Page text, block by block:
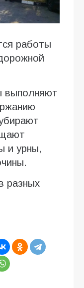
работы
выполняют
и урны,
разных